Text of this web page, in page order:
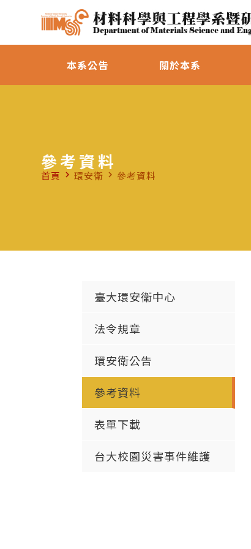
本系公告 關於本系
參考資料
首頁 navigate_next 環安衛 navigate_next 參考資料
臺大環安衛中心
法令規章
環安衛公告
參考資料
表單下載
台大校園災害事件維護